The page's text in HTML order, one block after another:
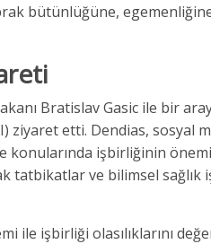
bütünlüğüne,
Bratislav Gasic ile bir
etti. Dendias, sosyal
konularında işbirliğinin
tatbikatlar ve bilimsel sağlık
ile işbirliği olasılıklarını